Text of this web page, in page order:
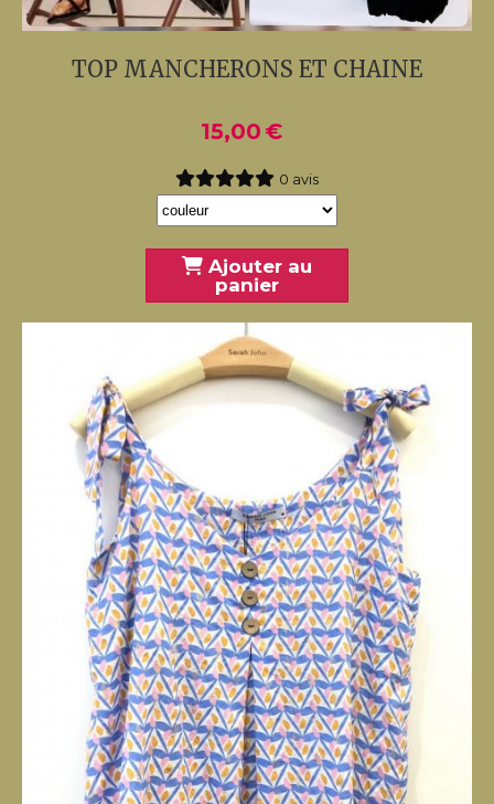
TOP MANCHERONS ET CHAINE
15,00 €
0 avis
Ajouter au
panier